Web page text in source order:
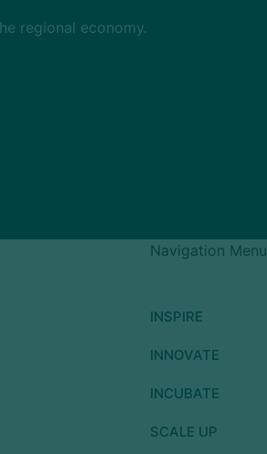
regional economy.
Navigation Menu
INSPIRE
INNOVATE
INCUBATE
SCALE UP